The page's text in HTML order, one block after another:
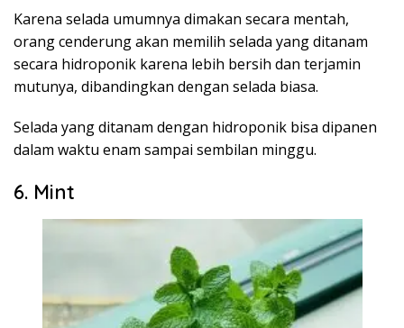
Karena selada umumnya dimakan secara mentah,
orang cenderung akan memilih selada yang ditanam
secara hidroponik karena lebih bersih dan terjamin
mutunya, dibandingkan dengan selada biasa.
Selada yang ditanam dengan hidroponik bisa dipanen
dalam waktu enam sampai sembilan minggu.
6. Mint